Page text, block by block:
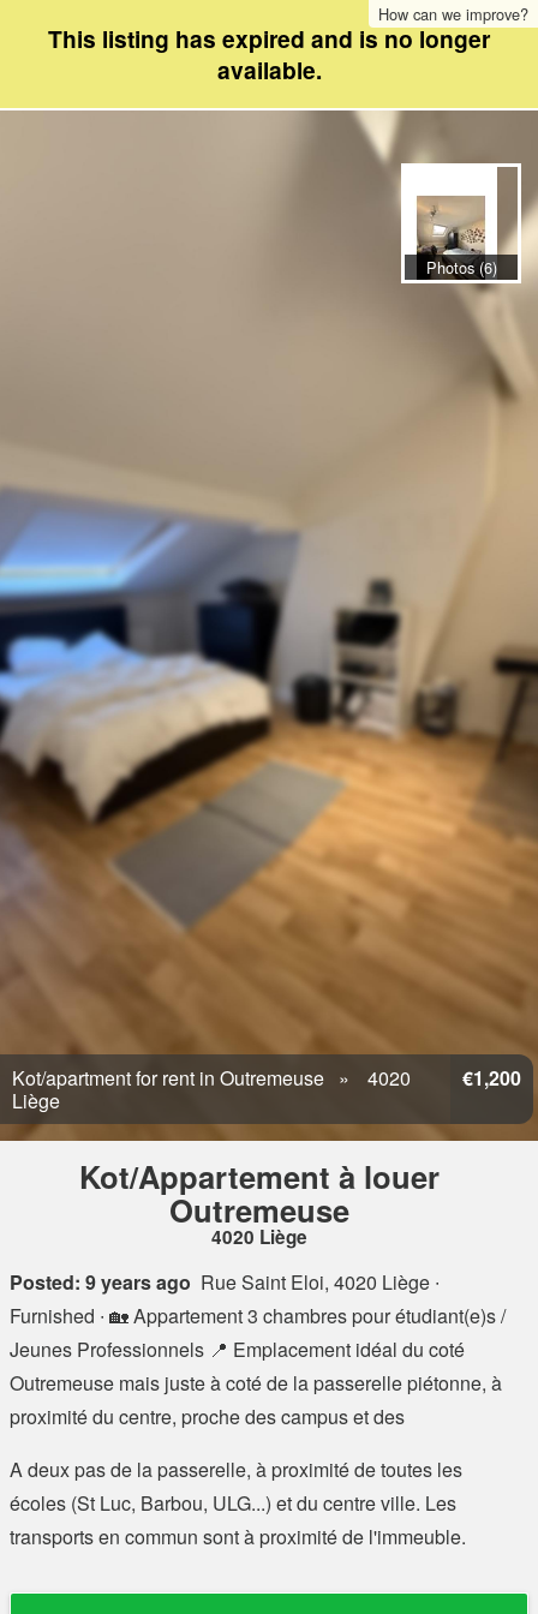
How can we improve?
This listing has expired and is no longer
available.
Kot/apartment for rent in Outremeuse
4020
Liège
€1,200
Kot/Appartement à louer
Outremeuse
4020 Liège
Posted: 9 years ago Rue Saint Eloi, 4020 Liège ∙
Furnished ∙ 🏡 Appartement 3 chambres pour étudiant(e)s /
Jeunes Professionnels 📍 Emplacement idéal du coté
Outremeuse mais juste à coté de la passerelle piétonne, à
proximité du centre, proche des campus et des
A deux pas de la passerelle, à proximité de toutes les
écoles (St Luc, Barbou, ULG...) et du centre ville. Les
transports en commun sont à proximité de l'immeuble.